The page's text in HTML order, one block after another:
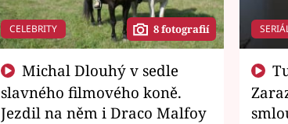
CELEBRITY 8 fotografií
slavného filmového koně.
Jezdil na něm i Draco Malfoy